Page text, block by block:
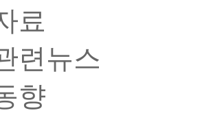
료
련뉴스
향